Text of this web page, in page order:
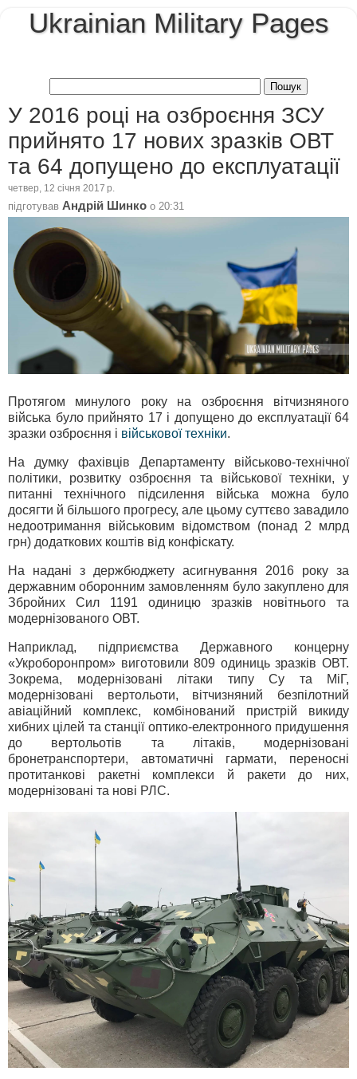
Ukrainian Military Pages
У 2016 році на озброєння ЗСУ
прийнято 17 нових зразків ОВТ
та 64 допущено до експлуатації
четвер, 12 січня 2017 р.
підготував Андрій Шинко о 20:31
Протягом минулого року на озброєння вітчизняного
війська було прийнято 17 і допущено до експлуатації 64
зразки озброєння і військової техніки.
На думку фахівців Департаменту військово-технічної
політики, розвитку озброєння та військової техніки, у
питанні технічного підсилення війська можна було
досягти й більшого прогресу, але цьому суттєво завадило
недоотримання військовим відомством (понад 2 млрд
грн) додаткових коштів від конфіскату.
На надані з держбюджету асигнування 2016 року за
державним оборонним замовленням було закуплено для
Збройних Сил 1191 одиницю зразків новітнього та
модернізованого ОВТ.
Наприклад, підприємства Державного концерну
«Укроборонпром» виготовили 809 одиниць зразків ОВТ.
Зокрема, модернізовані літаки типу Су та МіГ,
модернізовані вертольоти, вітчизняний безпілотний
авіаційний комплекс, комбінований пристрій викиду
хибних цілей та станції оптико-електронного придушення
до вертольотів та літаків, модернізовані
бронетранспортери, автоматичні гармати, переносні
протитанкові ракетні комплекси й ракети до них,
модернізовані та нові РЛС.